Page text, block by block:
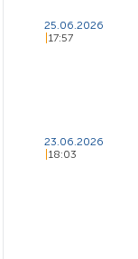
25.06.2026
17:57
23.06.2026
18:03